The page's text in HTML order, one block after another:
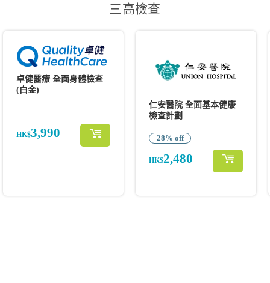
三高檢查
卓健醫療 全面身體檢查
(白金)
HK$3,990
仁安醫院 全面基本健康
檢查計劃
28% off
HK$2,480